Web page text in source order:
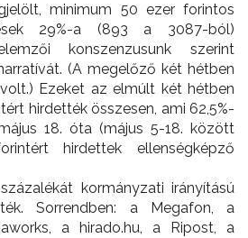
minimum 50 ezer forintos
29%-a (893 a 3087-ból)
konszenzusunk szerint
(A megelőző két hétben
volt.) Ezeket az elmúlt két hétben
hirdették összesen, ami 62,5%-
18. óta (május 5-18. között
hirdettek ellenségképző
kormányzati irányítású
Sorrendben: a Megafon, a
a hirado.hu, a Ripost, a